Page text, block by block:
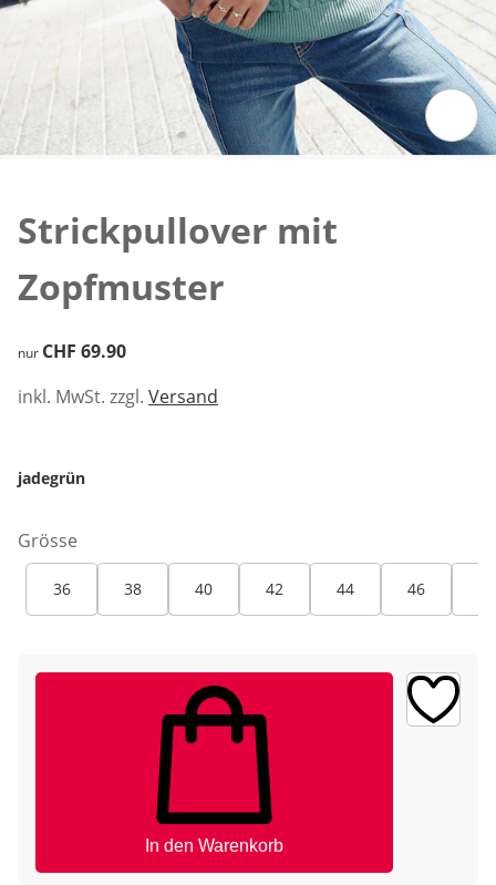
Strickpullover mit
Zopfmuster
CHF 69.90
nur CHF 69.90
inkl. MwSt. zzgl. Versand
jadegrün
Grösse
36 38 40 42 44 46
In den Warenkorb